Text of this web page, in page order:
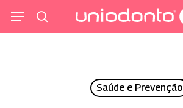
para
Menu
Saúde e Prevenção